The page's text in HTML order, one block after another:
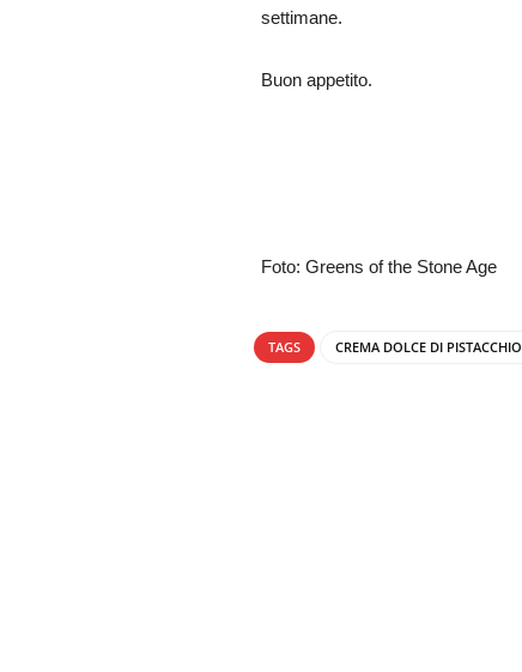
settimane.
Buon appetito.
Foto: Greens of the Stone Age
TAGS CREMA DOLCE DI PISTACCHIO